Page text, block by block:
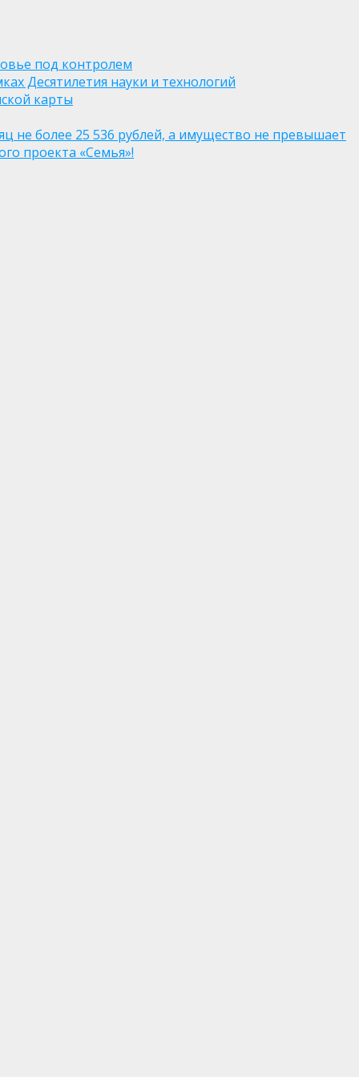
под контролем
Десятилетия науки и технологий
карты
не более 25 536 рублей, а имущество не превышает
проекта «Семья»!